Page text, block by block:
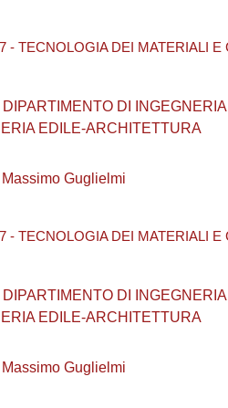
- TECNOLOGIA DEI MATERIALI E
DIPARTIMENTO DI
EDILE-ARCHITETTURA
Massimo Guglielmi
- TECNOLOGIA DEI MATERIALI E
DIPARTIMENTO DI
EDILE-ARCHITETTURA
Massimo Guglielmi